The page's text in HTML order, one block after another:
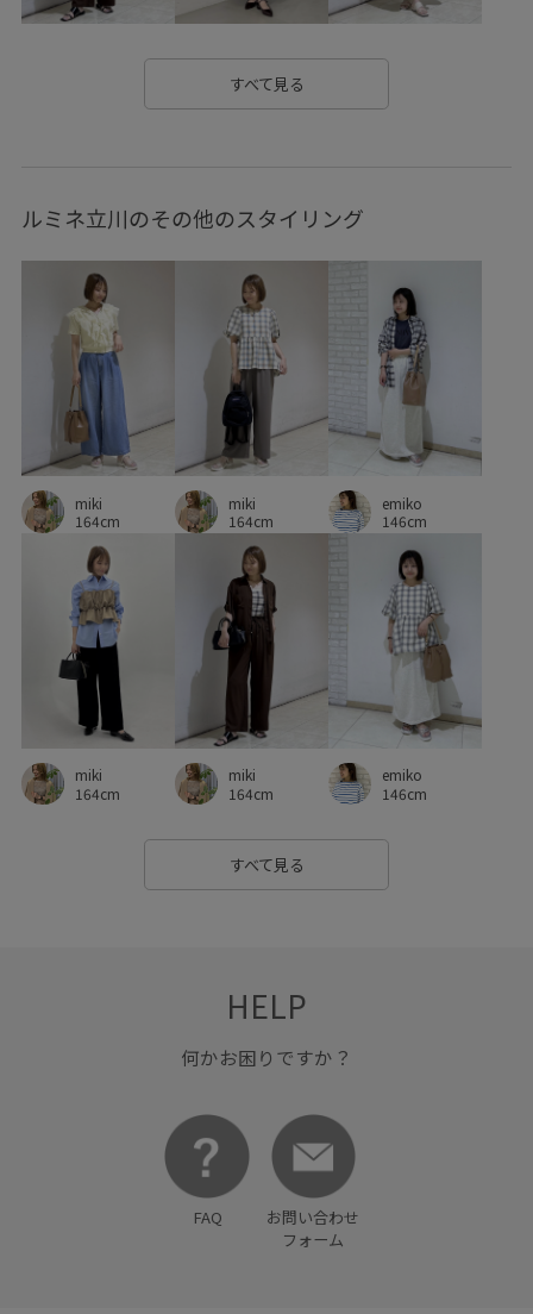
メッシュ メッシュ素材 モダン ワイドパンツ
快適なはき心地 抜け感 接触冷感
落ち着いた色 軽快 通気性 都会的
すべて見る
ルミネ立川のその他のスタイリング
miki
164cm
miki
164cm
emiko
146cm
miki
164cm
miki
164cm
emiko
146cm
すべて見る
HELP
何かお困りですか？
FAQ
お問い合わせ
フォーム